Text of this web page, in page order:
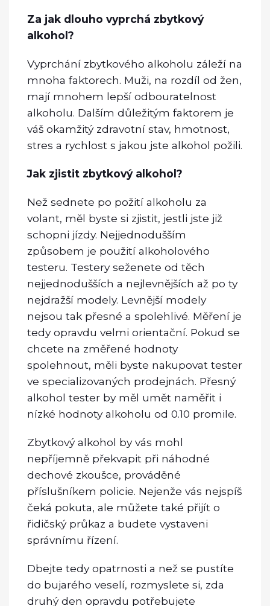
Za jak dlouho vyprchá zbytkový
alkohol?
Vyprchání zbytkového alkoholu záleží na
mnoha faktorech. Muži, na rozdíl od žen,
mají mnohem lepší odbouratelnost
alkoholu. Dalším důležitým faktorem je
váš okamžitý zdravotní stav, hmotnost,
stres a rychlost s jakou jste alkohol požili.
Jak zjistit zbytkový alkohol?
Než sednete po požití alkoholu za
volant, měl byste si zjistit, jestli jste již
schopni jízdy. Nejjednodušším
způsobem je použití alkoholového
testeru. Testery seženete od těch
nejjednodušších a nejlevnějších až po ty
nejdražší modely. Levnější modely
nejsou tak přesné a spolehlivé. Měření je
tedy opravdu velmi orientační. Pokud se
chcete na změřené hodnoty
spolehnout, měli byste nakupovat tester
ve specializovaných prodejnách. Přesný
alkohol tester by měl umět naměřit i
nízké hodnoty alkoholu od 0.10 promile.
Zbytkový alkohol by vás mohl
nepříjemně překvapit při náhodné
dechové zkoušce, prováděné
příslušníkem policie. Nejenže vás nejspíš
čeká pokuta, ale můžete také přijít o
řidičský průkaz a budete vystaveni
správnímu řízení.
Dbejte tedy opatrnosti a než se pustíte
do bujarého veselí, rozmyslete si, zda
druhý den opravdu potřebujete